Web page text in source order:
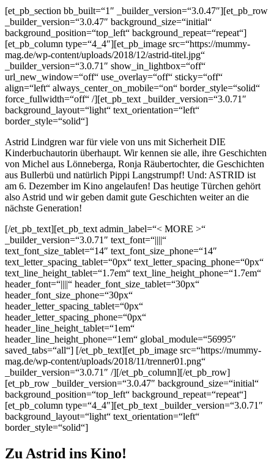
[et_pb_section bb_built=“1″ _builder_version=“3.0.47″][et_pb_row
_builder_version=“3.0.47″ background_size=“initial“
background_position=“top_left“ background_repeat=“repeat“]
[et_pb_column type=“4_4″][et_pb_image src=“https://mummy-
mag.de/wp-content/uploads/2018/12/astrid-titel.jpg“
_builder_version=“3.0.71″ show_in_lightbox=“off“
url_new_window=“off“ use_overlay=“off“ sticky=“off“
align=“left“ always_center_on_mobile=“on“ border_style=“solid“
force_fullwidth=“off“ /][et_pb_text _builder_version=“3.0.71″
background_layout=“light“ text_orientation=“left“
border_style=“solid“]
Astrid Lindgren war für viele von uns mit Sicherheit DIE
Kinderbuchautorin überhaupt. Wir kennen sie alle, ihre Geschichten
von Michel aus Lönneberga, Ronja Räubertochter, die Geschichten
aus Bullerbü und natürlich Pippi Langstrumpf! Und: ASTRID ist
am 6. Dezember im Kino angelaufen! Das heutige Türchen gehört
also Astrid und wir geben damit gute Geschichten weiter an die
nächste Generation!
[/et_pb_text][et_pb_text admin_label=“< MORE >“
_builder_version=“3.0.71″ text_font=“||||“
text_font_size_tablet=“14″ text_font_size_phone=“14″
text_letter_spacing_tablet=“0px“ text_letter_spacing_phone=“0px“
text_line_height_tablet=“1.7em“ text_line_height_phone=“1.7em“
header_font=“||||“ header_font_size_tablet=“30px“
header_font_size_phone=“30px“
header_letter_spacing_tablet=“0px“
header_letter_spacing_phone=“0px“
header_line_height_tablet=“1em“
header_line_height_phone=“1em“ global_module=“56995″
saved_tabs=“all“] [/et_pb_text][et_pb_image src=“https://mummy-
mag.de/wp-content/uploads/2018/11/trenner01.png“
_builder_version=“3.0.71″ /][/et_pb_column][/et_pb_row]
[et_pb_row _builder_version=“3.0.47″ background_size=“initial“
background_position=“top_left“ background_repeat=“repeat“]
[et_pb_column type=“4_4″][et_pb_text _builder_version=“3.0.71″
background_layout=“light“ text_orientation=“left“
border_style=“solid“]
Zu Astrid ins Kino!